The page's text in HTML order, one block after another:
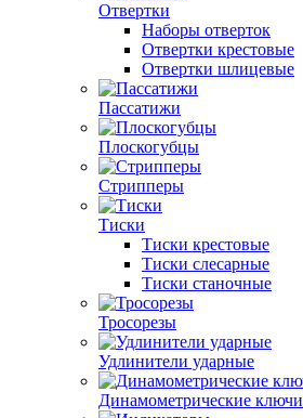
Отвертки
Наборы отверток
Отвертки крестовые
Отвертки шлицевые
Пассатижи
Плоскогубцы
Стрипперы
Тиски
Тиски крестовые
Тиски слесарные
Тиски станочные
Тросорезы
Удлинители ударные
Динамометрические ключи